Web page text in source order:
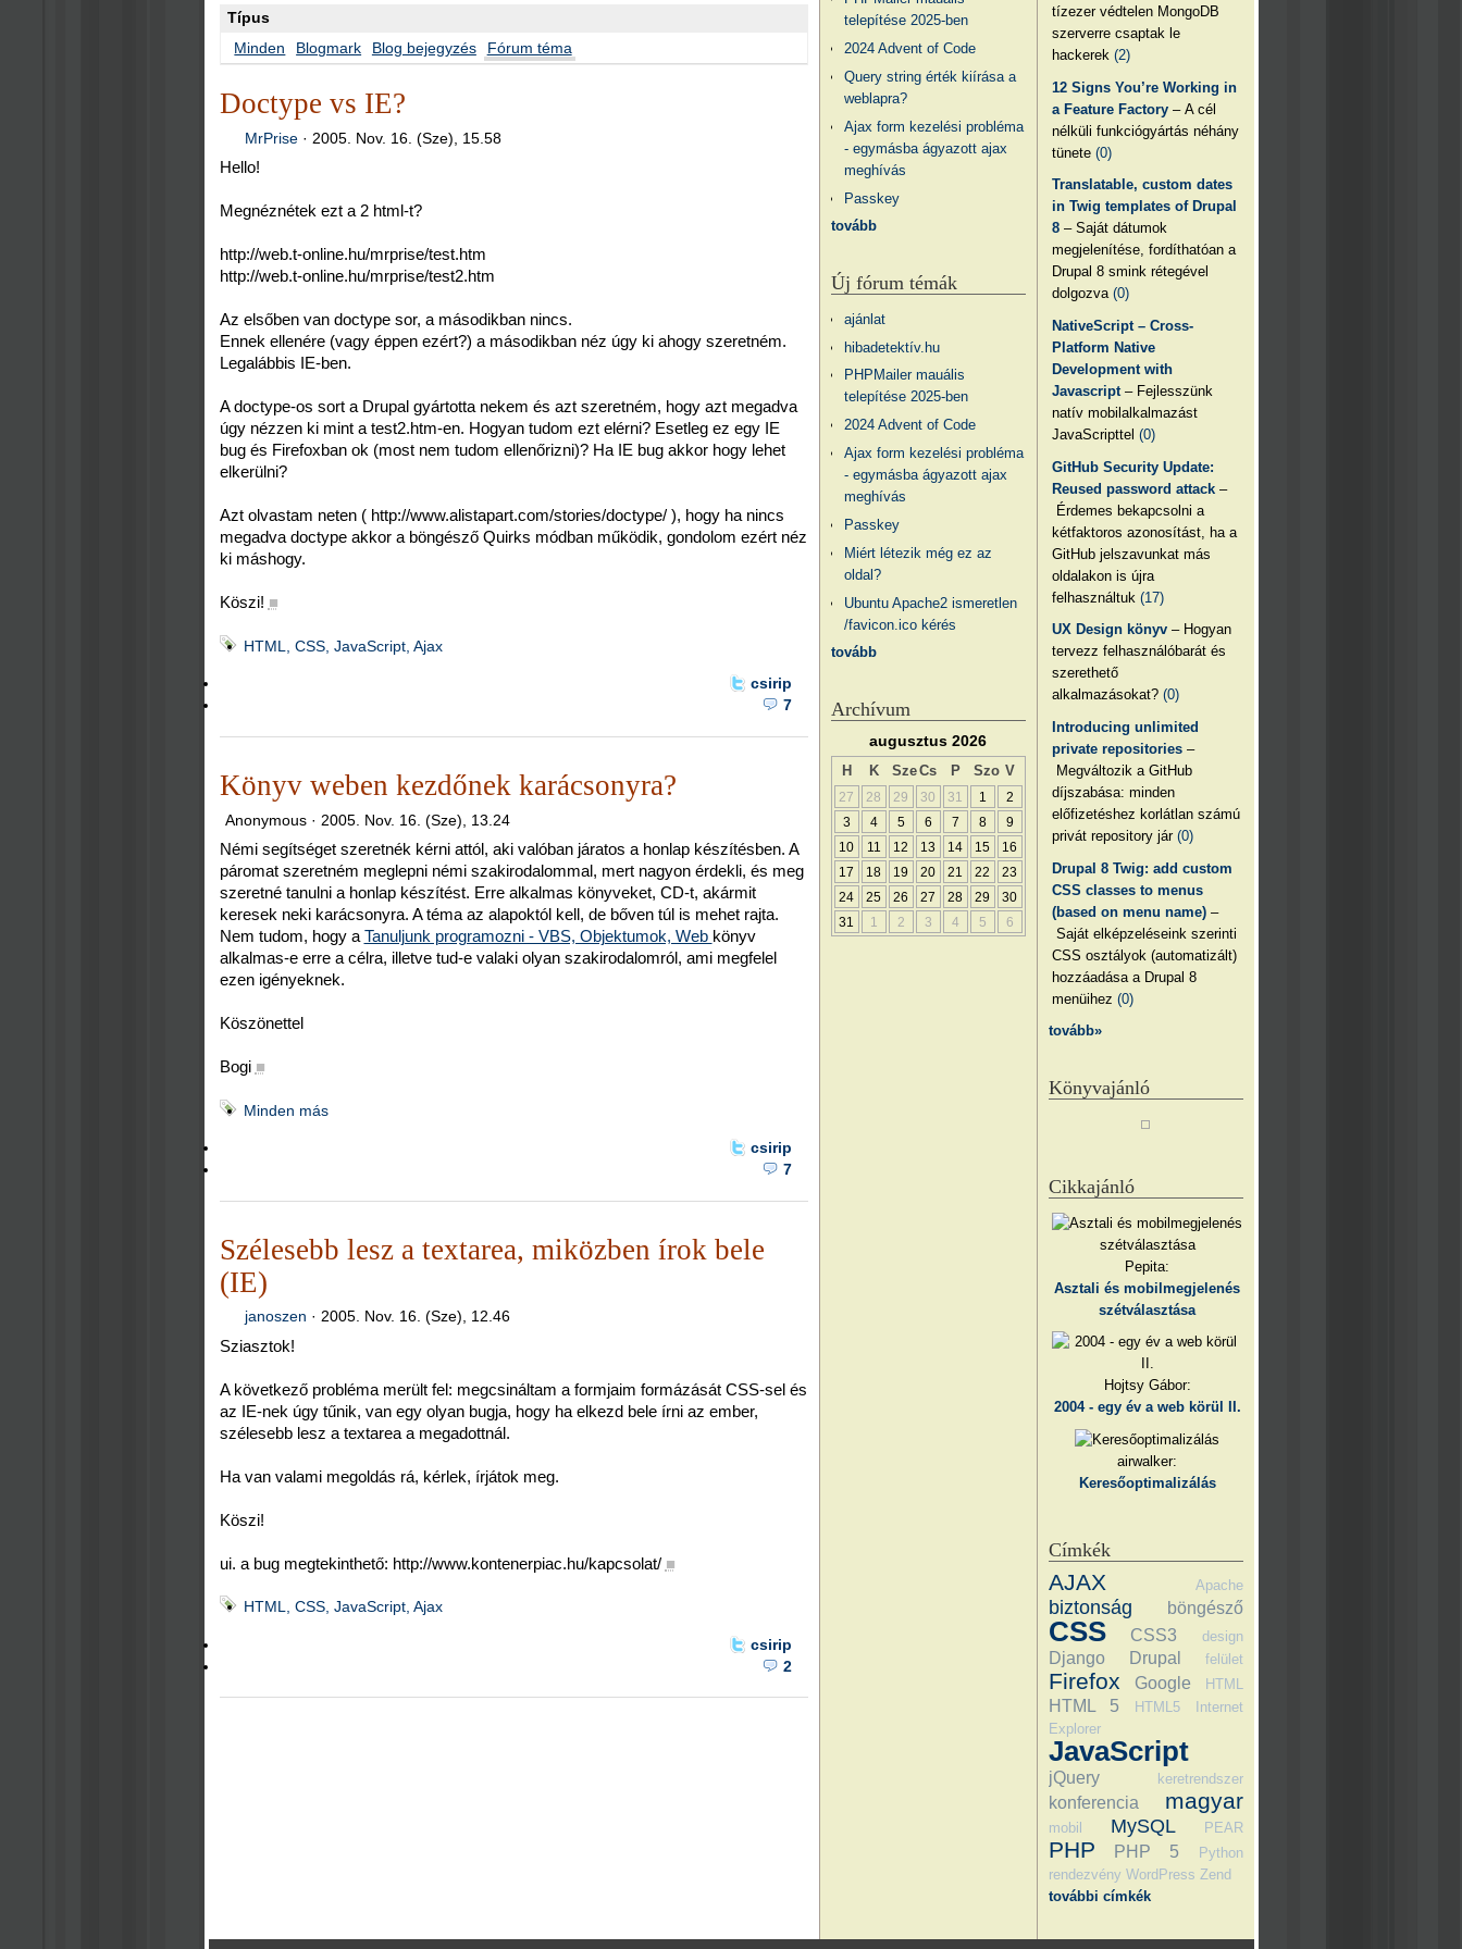
Típus
Minden
Blogmark Blog bejegyzés Fórum téma
Doctype vs IE?
MrPrise ·2005. Nov. 16. (Sze), 15.58
Hello!
Megnéznétek ezt a 2 html-t?
http://web.t-online.hu/mrprise/test.htm
http://web.t-online.hu/mrprise/test2.htm
Az elsőben van doctype sor, a másodikban nincs.
Ennek ellenére (vagy éppen ezért?) a másodikban néz úgy ki ahogy szeretném.
Legalábbis IE-ben.
A doctype-os sort a Drupal gyártotta nekem és azt szeretném, hogy azt megadva
úgy nézzen ki mint a test2.htm-en. Hogyan tudom ezt elérni? Esetleg ez egy IE
bug és Firefoxban ok (most nem tudom ellenőrizni)? Ha IE bug akkor hogy lehet
elkerülni?
Azt olvastam neten ( http://www.alistapart.com/stories/doctype/ ), hogy ha nincs
megadva doctype akkor a böngésző Quirks módban működik, gondolom ezért néz
ki máshogy.
Köszi! ■
HTML, CSS, JavaScript, Ajax
csirip
7
Könyv weben kezdőnek karácsonyra?
Anonymous · 2005. Nov. 16. (Sze), 13.24
Némi segítséget szeretnék kérni attól, aki valóban járatos a honlap készítésben. A
páromat szeretném meglepni némi szakirodalommal, mert nagyon érdekli, és meg
szeretné tanulni a honlap készítést. Erre alkalmas könyveket, CD-t, akármit
keresek neki karácsonyra. A téma az alapoktól kell, de bőven túl is mehet rajta.
Nem tudom, hogy a Tanuljunk programozni - VBS, Objektumok, Web könyv
alkalmas-e erre a célra, illetve tud-e valaki olyan szakirodalomról, ami megfelel
ezen igényeknek.
Köszönettel
Bogi ■
Minden más
csirip
7
Szélesebb lesz a textarea, miközben írok bele
(IE)
janoszen ·2005. Nov. 16. (Sze), 12.46
Sziasztok!
A következő probléma merült fel: megcsináltam a formjaim formázását CSS-sel és
az IE-nek úgy tűnik, van egy olyan bugja, hogy ha elkezd bele írni az ember,
szélesebb lesz a textarea a megadottnál.
Ha van valami megoldás rá, kérlek, írjátok meg.
Köszi!
ui. a bug megtekinthető: http://www.kontenerpiac.hu/kapcsolat/ ■
HTML, CSS, JavaScript, Ajax
csirip
2
tízezer védtelen MongoDB
szerverre csaptak le
hackerek(2)
12 Signs You’re Working in
a Feature Factory – A cél
nélküli funkciógyártás néhány
tünete(0)
Translatable, custom dates
in Twig templates of Drupal
8 – Saját dátumok
megjelenítése, fordíthatóan a
Drupal 8 smink rétegével
dolgozva(0)
NativeScript – Cross-
Platform Native
Development with
Javascript – Fejlesszünk
natív mobilalkalmazást
JavaScripttel(0)
GitHub Security Update:
Reused password attack –
Érdemes bekapcsolni a
kétfaktoros azonosítást, ha a
GitHub jelszavunkat más
oldalakon is újra
felhasználtuk(17)
UX Design könyv – Hogyan
tervezz felhasználóbarát és
szerethető
alkalmazásokat?(0)
Introducing unlimited
private repositories –
Megváltozik a GitHub
díjszabása: minden
előfizetéshez korlátlan számú
privát repository jár(0)
Drupal 8 Twig: add custom
CSS classes to menus
(based on menu name) –
Saját elképzeléseink szerinti
CSS osztályok (automatizált)
hozzáadása a Drupal 8
menüihez(0)
tovább»
Könyvajánló
Cikkajánló
Pepita:
Asztali és mobilmegjelenés
szétválasztása
Hojtsy Gábor:
2004 - egy év a web körül II.
airwalker:
Keresőoptimalizálás
Címkék
AJAX Apache
biztonság böngésző
CSS CSS3 design
Django Drupal felület
Firefox Google HTML
HTML 5 HTML5
Internet
Explorer
JavaScript
jQuery keretrendszer
konferencia magyar
mobil MySQL PEAR
PHP PHP 5
Python
rendezvény WordPress Zend
további címkék
telepítése 2025-ben
2024 Advent of Code
Query string érték kiírása a
weblapra?
Ajax form kezelési probléma
- egymásba ágyazott ajax
meghívás
Passkey
tovább
Új fórum témák
ajánlat
hibadetektív.hu
PHPMailer mauális
telepítése 2025-ben
2024 Advent of Code
Ajax form kezelési probléma
- egymásba ágyazott ajax
meghívás
Passkey
Miért létezik még ez az
oldal?
Ubuntu Apache2 ismeretlen
/favicon.ico kérés
tovább
Archívum
augusztus 2026
H K SzeCs P Szo V
27 28 29 30 31 1
2
3
4 5 6 7 8
9
10
11 12 13 14 15
16
17
18 19 20 21 22
23
24
25 26 27 28 29
30
31
1 2 3 4 5 6